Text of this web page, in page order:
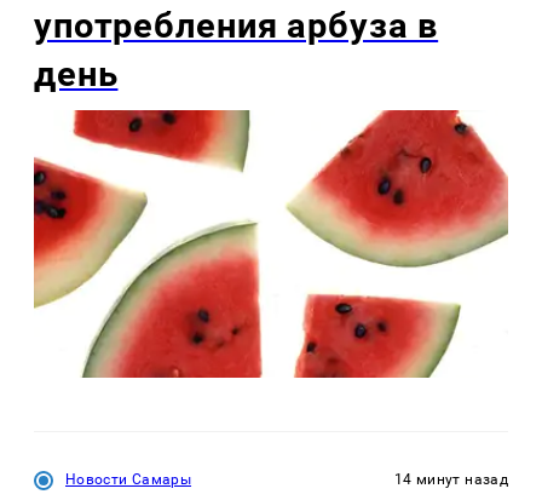
употребления арбуза в
день
Новости Самары 14 минут назад